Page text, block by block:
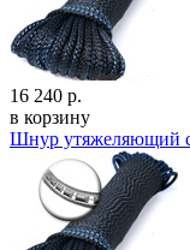
16 240 р.
в корзину
Шнур утяжеляющий